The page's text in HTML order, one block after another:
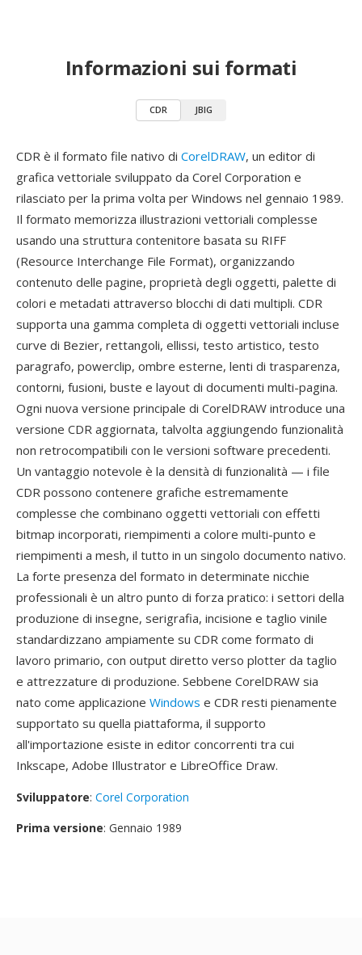
Informazioni sui formati
CDR JBIG
CDR è il formato file nativo di CorelDRAW, un editor di
grafica vettoriale sviluppato da Corel Corporation e
rilasciato per la prima volta per Windows nel gennaio 1989.
Il formato memorizza illustrazioni vettoriali complesse
usando una struttura contenitore basata su RIFF
(Resource Interchange File Format), organizzando
contenuto delle pagine, proprietà degli oggetti, palette di
colori e metadati attraverso blocchi di dati multipli. CDR
supporta una gamma completa di oggetti vettoriali incluse
curve di Bezier, rettangoli, ellissi, testo artistico, testo
paragrafo, powerclip, ombre esterne, lenti di trasparenza,
contorni, fusioni, buste e layout di documenti multi-pagina.
Ogni nuova versione principale di CorelDRAW introduce una
versione CDR aggiornata, talvolta aggiungendo funzionalità
non retrocompatibili con le versioni software precedenti.
Un vantaggio notevole è la densità di funzionalità — i file
CDR possono contenere grafiche estremamente
complesse che combinano oggetti vettoriali con effetti
bitmap incorporati, riempimenti a colore multi-punto e
riempimenti a mesh, il tutto in un singolo documento nativo.
La forte presenza del formato in determinate nicchie
professionali è un altro punto di forza pratico: i settori della
produzione di insegne, serigrafia, incisione e taglio vinile
standardizzano ampiamente su CDR come formato di
lavoro primario, con output diretto verso plotter da taglio
e attrezzature di produzione. Sebbene CorelDRAW sia
nato come applicazione Windows e CDR resti pienamente
supportato su quella piattaforma, il supporto
all'importazione esiste in editor concorrenti tra cui
Inkscape, Adobe Illustrator e LibreOffice Draw.
Sviluppatore: Corel Corporation
Prima versione: Gennaio 1989